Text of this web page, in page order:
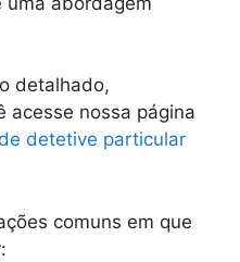
detalhado,
acesse nossa página
detetive particular
comuns em que